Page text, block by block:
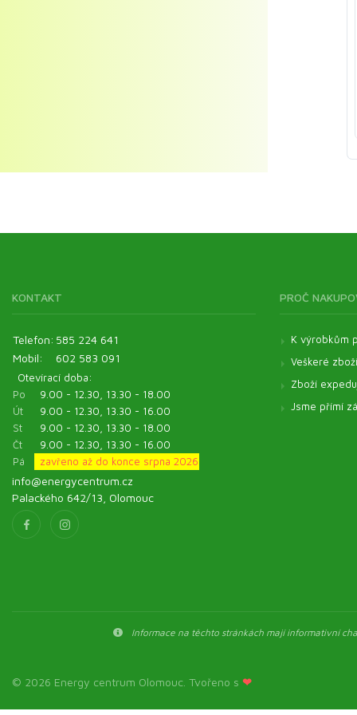
KONTAKT
Telefon: 585 224 641
Mobil:
602 583 091
Otevírací doba:
Po
9.00 - 12.30, 13.30 - 18.00
Út
9.00 - 12.30, 13.30 - 16.00
St
9.00 - 12.30, 13.30 - 18.00
Čt
9.00 - 12.30, 13.30 - 16.00
Pá
zavřeno až do konce srpna 2026
info@energycentrum.cz
Palackého 642/13, Olomouc
PROČ
K výrobkům
Veškeré
Zboží
Jsme přímí
Informace na těchto stránkách mají informativní
© 2026 Energy centrum Olomouc. Tvořeno s ❤